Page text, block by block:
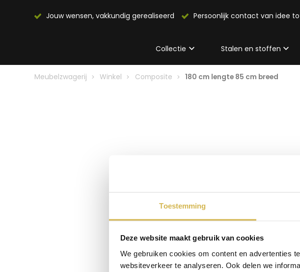
Toestemming
Deze website maakt gebruik van cookies
We gebruiken cookies om content en advertenties
websiteverkeer te analyseren. Ook delen we
Jouw wensen, vakkundig gerealiseerd Persoonlijk contact van idee
Collectie Stalen en stoffen
Meubelzwagerij Winkel Composite 180 cm lengte 85 cm breed